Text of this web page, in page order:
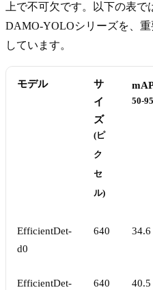
上で不可欠です。以下の表で
DAMO-YOLOシリーズを、重
しています。
モデル
サ
イ
ズ
(ピ
ク
セ
ル)
50-95
EfficientDet-
d0
640 34.6
EfficientDet-
640 40.5